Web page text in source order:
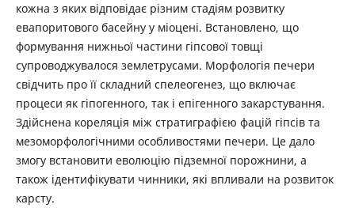
кожна з яких відповідає різним стадіям розвитку
евапоритового басейну у міоцені. Встановлено, що
формування нижньої частини гіпсової товщі
супроводжувалося землетрусами. Морфологія печери
свідчить про її складний спелеогенез, що включає
процеси як гіпогенного, так і епігенного закарстування.
Здійснена кореляція між стратиграфією фацій гіпсів та
мезоморфологічними особливостями печери. Це дало
змогу встановити еволюцію підземної порожнини, а
також ідентифікувати чинники, які впливали на розвиток
карсту.